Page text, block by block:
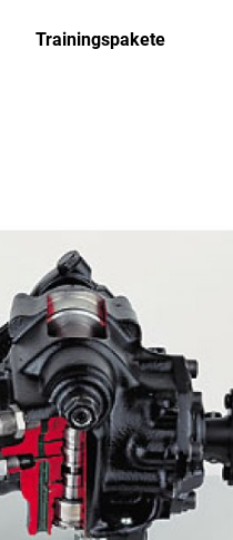
Trainingspakete